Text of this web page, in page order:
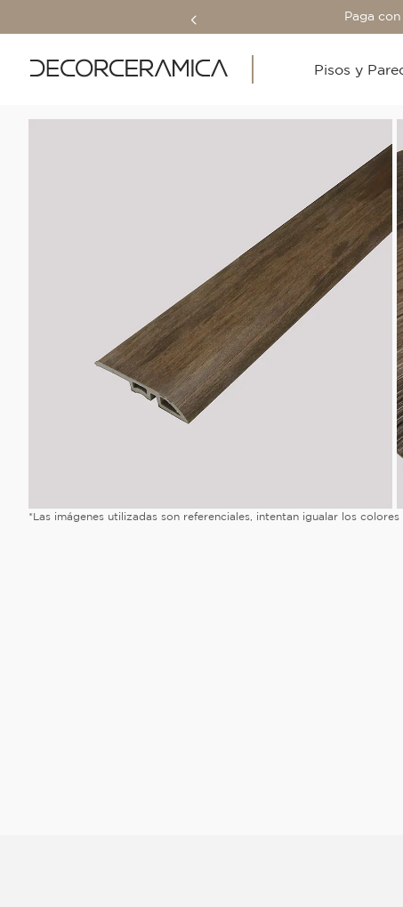
Paga
Pisos y
*Las imágenes utilizadas son referenciales, intentan igualar los